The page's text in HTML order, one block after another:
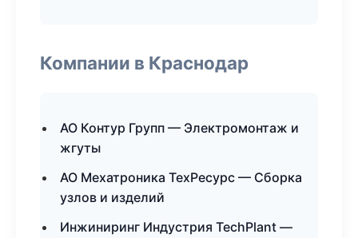
Компании в Краснодар
АО Контур Групп — Электромонтаж и
жгуты
АО Мехатроника ТехРесурс — Сборка
узлов и изделий
Инжиниринг Индустрия TechPlant —